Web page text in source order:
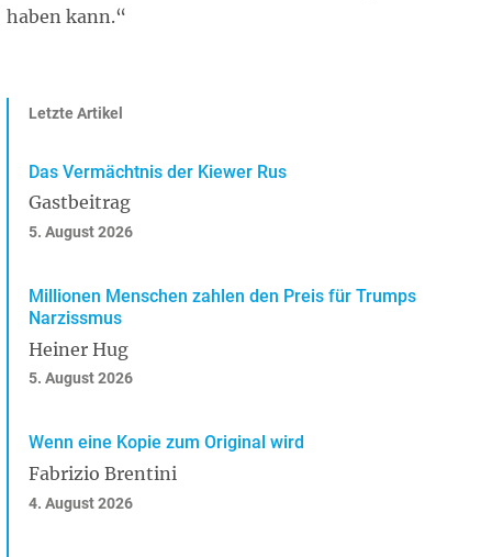
haben kann.“
Letzte Artikel
Das Vermächtnis der Kiewer Rus
Gastbeitrag
5. August 2026
Millionen Menschen zahlen den Preis für Trumps
Narzissmus
Heiner Hug
5. August 2026
Wenn eine Kopie zum Original wird
Fabrizio Brentini
4. August 2026